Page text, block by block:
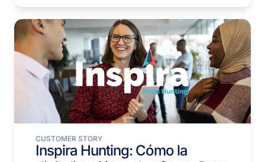
CUSTOMER STORY
Inspira Hunting: Cómo la